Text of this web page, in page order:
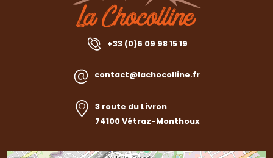
+33 (0)6 09 98 15 19
contact@lachocolline.fr
3 route du Livron
74100 Vétraz-Monthoux